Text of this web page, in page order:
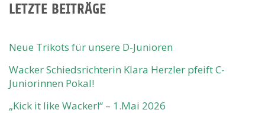
LETZTE BEITRÄGE
Neue Trikots für unsere D-Junioren
Wacker Schiedsrichterin Klara Herzler pfeift C-
Juniorinnen Pokal!
„Kick it like Wacker!“ – 1.Mai 2026